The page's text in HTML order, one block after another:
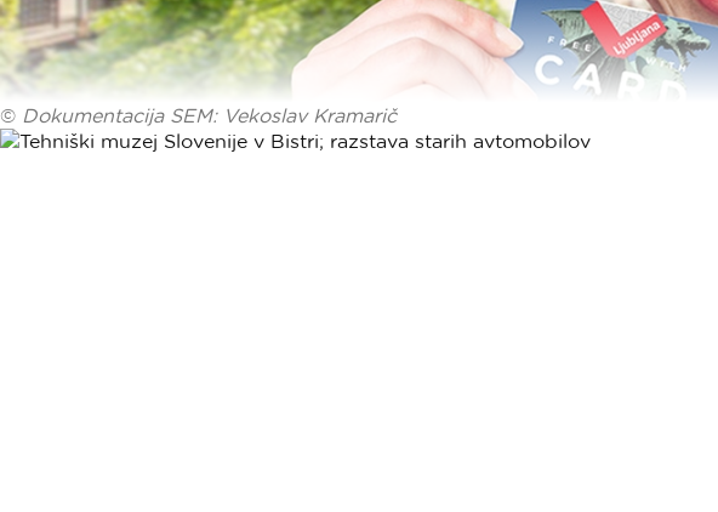
© Dokumentacija SEM: Vekoslav Kramarič